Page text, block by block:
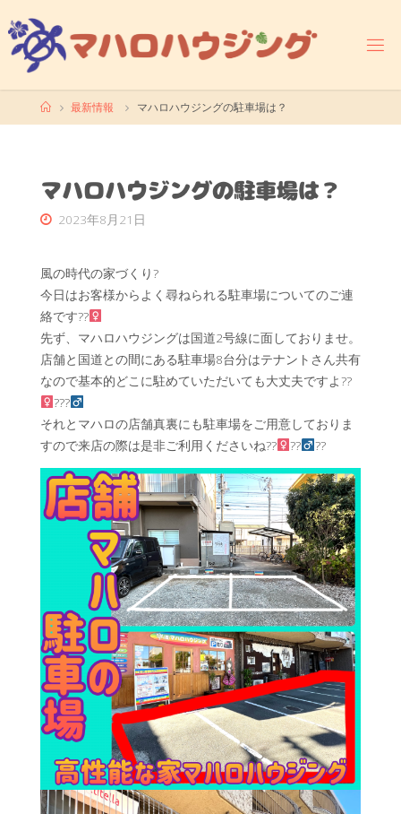
ン
テ
ホ
ー
最新情報 マハロハウジングの駐車場は？
マハロハウジングの駐車場は？
2023年8月21日
風の時代の家づくり?
今日はお客様からよく尋ねられる駐車場についてのご連
絡です??‍
先ず、マハロハウジングは国道2号線に面しておりませ。
店舗と国道との間にある駐車場8台分はテナントさん共有
なので基本的どこに駐めていただいても大丈夫ですよ??‍
???‍
それとマハロの店舗真裏にも駐車場をご用意しておりま
すので来店の際は是非ご利用くださいね??‍
??‍ ??